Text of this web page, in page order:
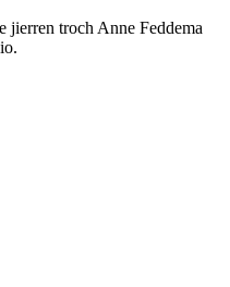
jierren troch Anne Feddema